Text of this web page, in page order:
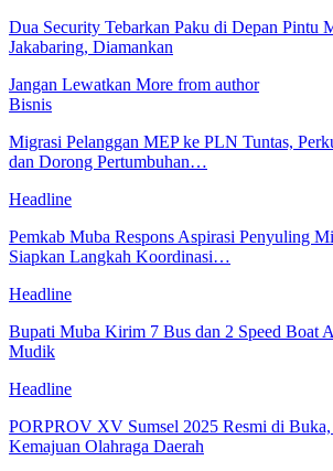
Dua Security Tebarkan Paku di Depan Pintu
Jakabaring, Diamankan
Jangan Lewatkan More from author
Bisnis
Migrasi Pelanggan MEP ke PLN Tuntas,
dan Dorong Pertumbuhan…
Headline
Pemkab Muba Respons Aspirasi Penyuling
Siapkan Langkah Koordinasi…
Headline
Bupati Muba Kirim 7 Bus dan 2 Speed Boat
Mudik
Headline
PORPROV XV Sumsel 2025 Resmi di
Kemajuan Olahraga Daerah